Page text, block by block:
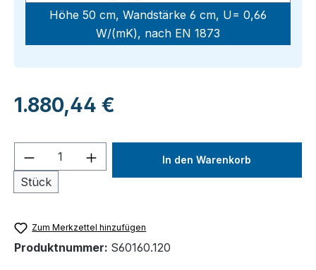
Höhe 50 cm, Wandstärke 6 cm, U= 0,66
W/(mK), nach EN 1873
Regulärer Preis:
1.880,44 €
Produkt Anzahl: Gib den
Stück
In den Warenkorb
Zum Merkzettel hinzufügen
Produktnummer: S60160.120